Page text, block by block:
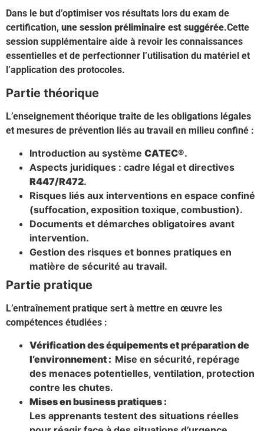
Dans le but d’optimiser vos résultats lors du exam de
certification, une session préliminaire est suggérée.Cette
session supplémentaire aide à revoir les connaissances
essentielles et de perfectionner l’utilisation du matériel et
l’application des protocoles.
Partie théorique
L’enseignement théorique traite de les obligations légales
et mesures de prévention liés au travail en milieu confiné :
Introduction au système CATEC®.
Aspects juridiques : cadre légal et directives
R447/R472.
Risques liés aux interventions en espace confiné
(suffocation, exposition toxique, combustion).
Documents et démarches obligatoires avant
intervention.
Gestion des risques et bonnes pratiques en
matière de sécurité au travail.
Partie pratique
L’entraînement pratique sert à mettre en œuvre les
compétences étudiées :
Vérification des équipements et préparation de
l’environnement : Mise en sécurité, repérage
des menaces potentielles, ventilation, protection
contre les chutes.
Mises en business pratiques :
Les apprenants testent des situations réelles